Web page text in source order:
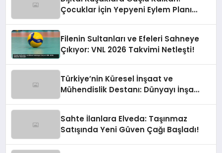
Çocuklar İçin Yepyeni Eylem Planı
Filenin Sultanları ve Efeleri Sahneye
Çıkıyor: VNL 2026 Takvimi Netleşti!
Türkiye’nin Küresel İnşaat ve
Mühendislik Destanı: Dünyayı İnşa
Sahte İlanlara Elveda: Taşınmaz
Satışında Yeni Güven Çağı Başladı!